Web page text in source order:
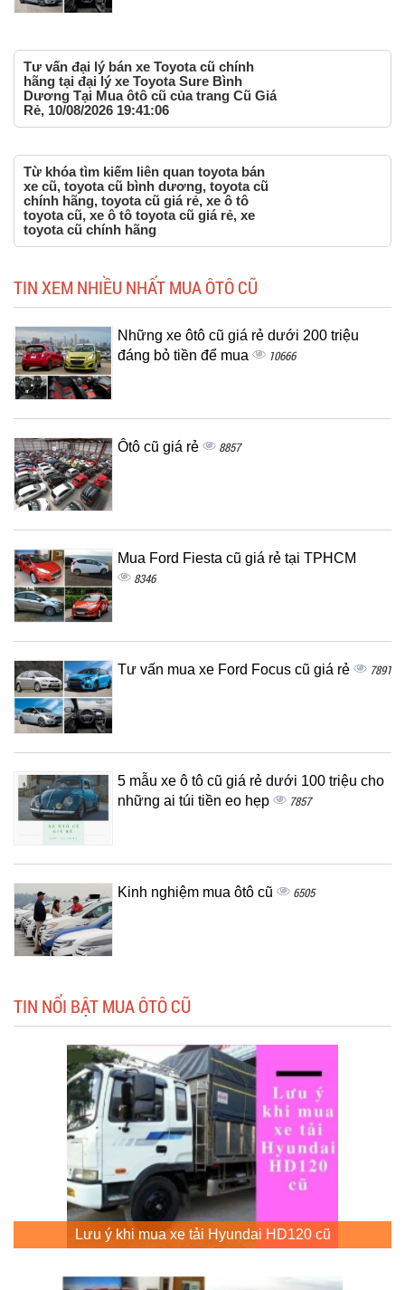
Tư vấn đại lý bán xe Toyota cũ chính
hãng tại đại lý xe Toyota Sure Bình
Dương Tại Mua ôtô cũ của trang Cũ Giá
Rẻ, 10/08/2026 19:41:06
Từ khóa tìm kiếm liên quan toyota bán
xe cũ, toyota cũ bình dương, toyota cũ
chính hãng, toyota cũ giá rẻ, xe ô tô
toyota cũ, xe ô tô toyota cũ giá rẻ, xe
toyota cũ chính hãng
TIN XEM NHIỀU NHẤT MUA ÔTÔ CŨ
Những xe ôtô cũ giá rẻ dưới 200 triệu
đáng bỏ tiền để mua
10666
Ôtô cũ giá rẻ 8857
Mua Ford Fiesta cũ giá rẻ tại TPHCM
8346
Tư vấn mua xe Ford Focus cũ giá rẻ 7891
5 mẫu xe ô tô cũ giá rẻ dưới 100 triệu cho
những ai túi tiền eo hẹp
7857
Kinh nghiệm mua ôtô cũ 6505
TIN NỔI BẬT MUA ÔTÔ CŨ
Lưu ý khi mua xe tải Hyundai HD120 cũ